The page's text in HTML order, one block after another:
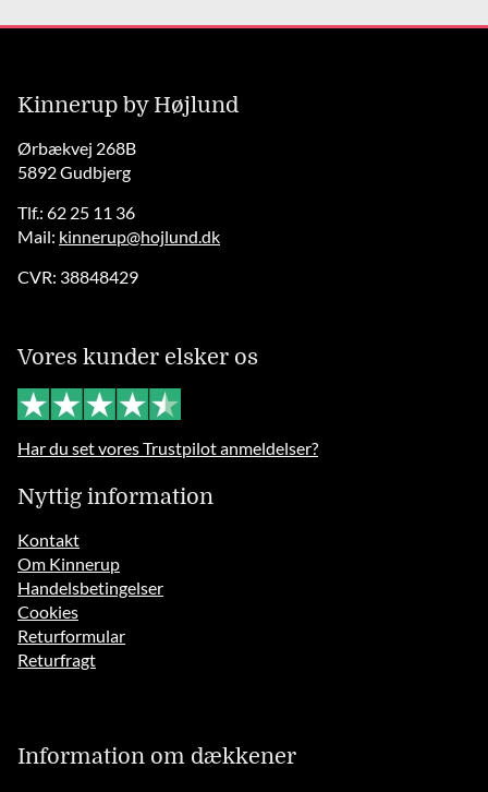
Kinnerup by Højlund
Ørbækvej 268B
5892 Gudbjerg
Tlf.: 62 25 11 36
Mail: kinnerup@hojlund.dk
CVR: 38848429
Vores kunder elsker os
Har du set vores Trustpilot anmeldelser?
Nyttig information
Kontakt
Om Kinnerup
Handelsbetingelser
Cookies
Returformular
Returfragt
Information om dækkener